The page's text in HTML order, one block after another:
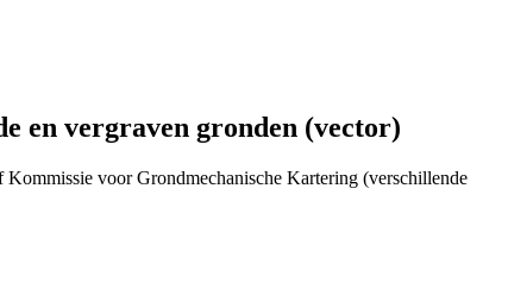
en vergraven gronden (vector)
voor Grondmechanische Kartering (verschillende